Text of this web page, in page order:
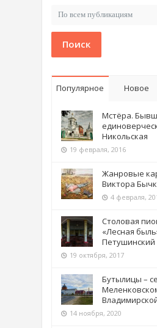
Поиск
Популярное Новое
Мстёра.
Никольская
19 февраля, 2016
Жанровые
Виктора
4 февраля,
Столовая
«Лесная
Петушинский
19 октября, 2017
Бутылицы –
14 ноября, 2020